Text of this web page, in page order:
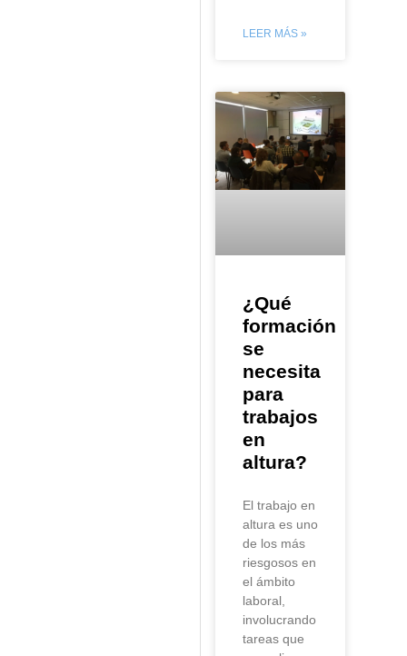
LEER MÁS »
¿Qué
formación
se
necesita
para
trabajos
en
altura?
El trabajo en
altura es uno
de los más
riesgosos en
el ámbito
laboral,
involucrando
tareas que